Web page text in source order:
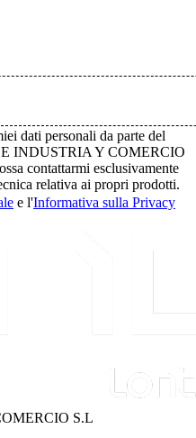
dati personali da parte del
INDUSTRIA Y COMERCIO
contattarmi esclusivamente
relativa ai propri prodotti.
e l'Informativa sulla Privacy
S.L